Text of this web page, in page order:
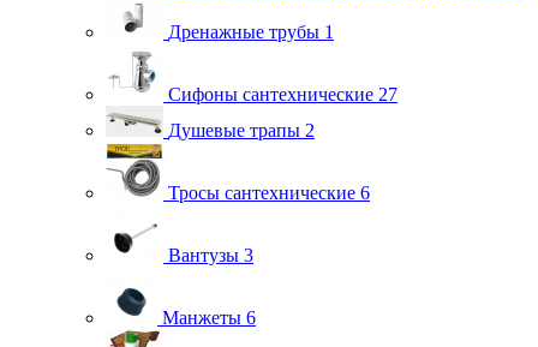
Дренажные трубы 1
Сифоны сантехнические 27
Душевые трапы 2
Тросы сантехнические 6
Вантузы 3
Манжеты 6